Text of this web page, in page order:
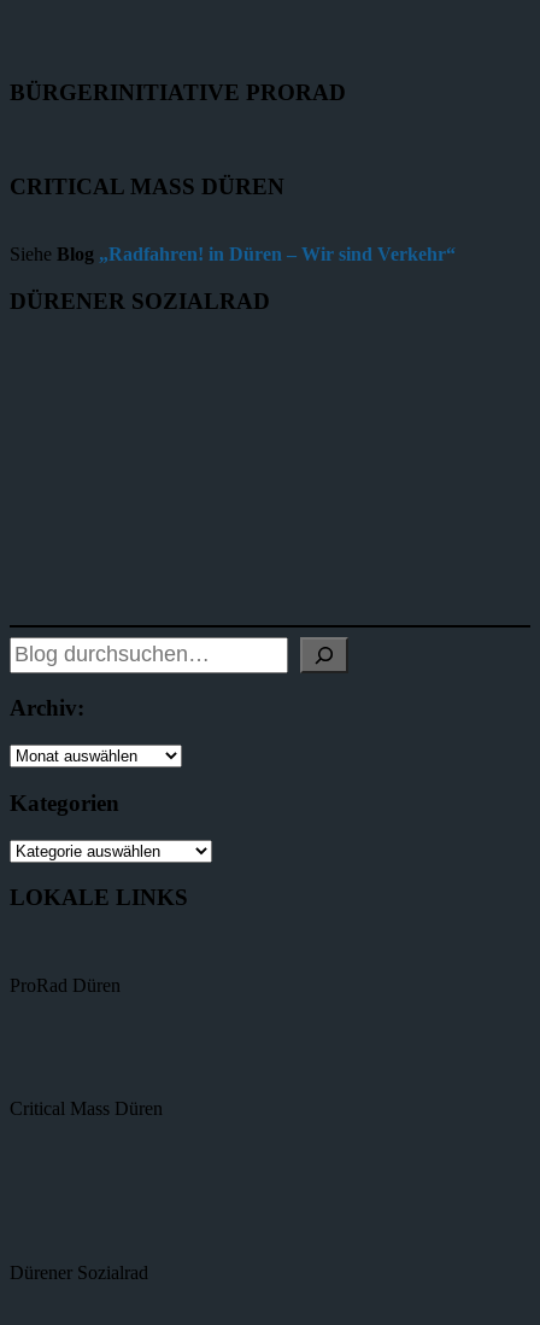
BÜRGERINITIATIVE PRORAD
CRITICAL MASS DÜREN
Siehe Blog „Radfahren! in Düren – Wir sind Verkehr“
DÜRENER SOZIALRAD
Archiv:
Kategorien
LOKALE LINKS
ProRad Düren
Critical Mass Düren
Dürener Sozialrad